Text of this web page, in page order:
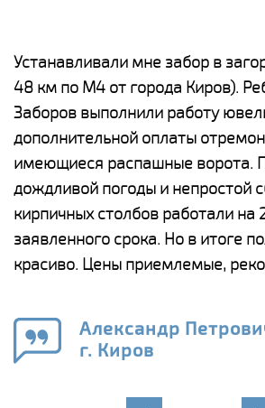
Устанавливали мне забор в
48 км по М4 от города Киров).
Заборов выполнили работу
дополнительной оплаты
имеющиеся распашные ворота.
дождливой погоды и непростой
кирпичных столбов работали на
заявленного срока. Но в итоге
красиво. Цены приемлемые,
Александр
г. Киров